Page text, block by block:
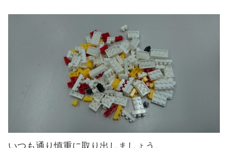
いつも通り慎重に取り出しましょう。